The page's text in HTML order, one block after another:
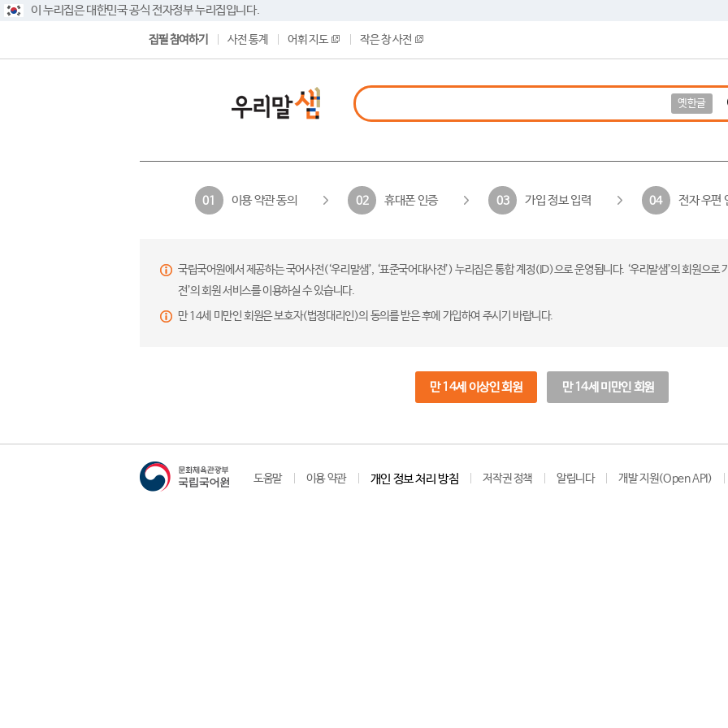
이 누리집은 대한민국 공식 전자정부 누리집입니다.
집필 참여하기 사전 통계 어휘 지도 작은 창 사전
옛한글
01 이용 약관 동의 02 휴대폰 인증 03 가입 정보 입력 04 전자 우편
국립국어원에서 제공하는 국어사전(‘우리말샘’, ‘표준국어대사전’) 누리집은 통합 계정(ID)으로 운영됩니다. ‘우리말샘’의 회원으
전’의 회원 서비스를 이용하실 수 있습니다.
만 14세 미만인 회원은 보호자(법정대리인)의 동의를 받은 후에 가입하여 주시기 바랍니다.
만 14세 이상인 회원 만 14세 미만인 회원
도움말 이용 약관 개인 정보 처리 방침 저작권 정책 알립니다 개발 지원(Open API)